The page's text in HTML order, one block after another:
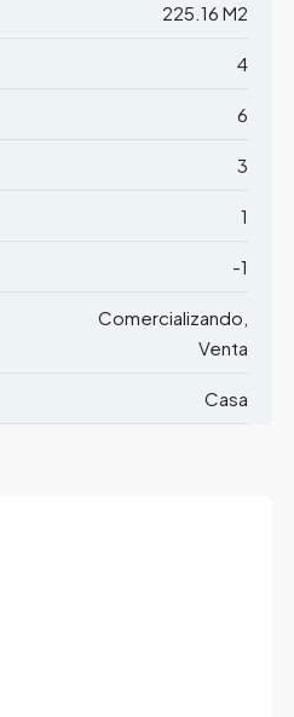
225.16 M2
4
6
3
1
-1
Comercializando,
Venta
Casa